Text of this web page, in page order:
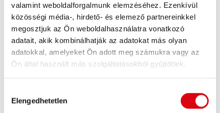
valamint weboldalforgalmunk elemzéséhez. Ezenkívül
közösségi média-, hirdető- és elemező partnereinkkel
megosztjuk az Ön weboldalhasználatra vonatkozó
adatait, akik kombinálhatják az adatokat más olyan
adatokkal, amelyeket Ön adott meg számukra vagy az
Ön által használt más szolgáltatásokból gyűjtöttek.
kiválasztása
Elengedhetetlen
Power Booster, PB12 ill.
PB12/24 indítássegítővel